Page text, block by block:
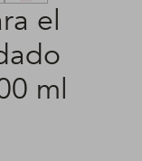
el
ml